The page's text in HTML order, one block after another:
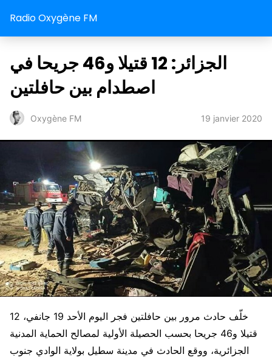
Radio Oxygène FM
الجزائر: 12 قتيلا و46 جريحا في
اصطدام بين حافلتين
Oxygène FM 19 janvier 2020
خلّف حادث مرور بين حافلتين فجر اليوم الأحد 19 جانفي، 12
قتيلا و46 جريحا بحسب الحصيلة الأولية لمصالح الحماية المدنية
الجزائرية، ووقع الحادث في مدينة سطيل بولاية الوادي جنوب